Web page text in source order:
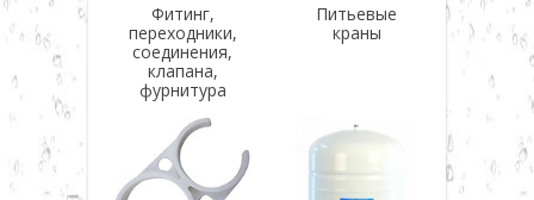
Фитинг,
переходники,
соединения,
клапана,
фурнитура
Питьевые
краны